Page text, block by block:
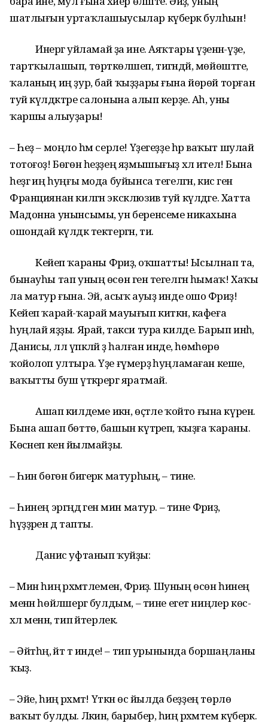
шатлығын уртаҡлашыусылар күберәк булһын!
Инергә уйламай ҙа ине. Аяҡтары үҙенән-үҙе,
тартҡылашып, төрткөләшеп, тигәндәй, мөйөштәге,
ҡаланың иң ҙур, бай ҡыҙҙары ғына йөрөй торған
туй күлдәктәре салонына алып керҙе. Аһ, уны
ҡаршы алыуҙары!
– Һеҙ – моңло һәм серле! Үҙегеҙҙе һәр ваҡыт шулай
тотоғоҙ! Бөгөн һеҙҙең яҙмышығыҙ хәл ителә! Бына
һеҙгә иң һуңғы мода буйынса тегелгән, кисә генә
Франциянан килгән эксклюзив туй күлдәге. Хатта
Мадонна унынсымы, ун беренсеме никахына
ошондай күлдәк тектергән, ти.
Кейеп ҡараны Фәриҙә, оҡшатты! Ысылнап та,
бынауһы тап уның өсөн генә тегелгән һымаҡ! Хаҡы
ла матур ғына. Эй, асыҡ ауыҙ инде ошо Фәриҙә!
Кейеп ҡарай-ҡарай мауығып киткән, кафеға
һуңлай яҙҙы. Ярай, такси тура килде. Барып инһә,
Данисы, әллә үпкәләй ҙә һалған инде, һөмһөрө
ҡойолоп ултыра. Үҙе ғүмерҙә һуңламаған кеше,
ваҡытты буш үткәрергә яратмай.
Ашап килдеме икән, өҫтәле ҡойто ғына күренә.
Бына ашап бөттө, башын күтәреп, ҡыҙға ҡараны.
Көсәнеп кенә йылмайҙы.
– Һин бөгөн бигерәк матурһың, – тине.
– Һинең эргәңдә генә мин матур. – тине Фәриҙә,
һүҙҙәрен дә тапты.
Данис уфтанып ҡуйҙы:
– Мин һиңә рәхмәтлемен, Фәриҙә. Шуның өсөн һинең
менән һөйләшергә булдым, – тине егет ниңәлер көс-
хәл менән, тип әйтерлек.
– Әйтһәң, әйт тә инде! – тип урынында боршаңланы
ҡыҙ.
– Эйе, һиңә рәхмәт! Үткән өс йылда беҙҙең төрлө
ваҡыт булды. Ләкин, барыбер, һиңә рәхмәтем күберәк.